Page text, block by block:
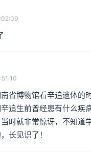
省博物馆看辛追遗体的
追生前曾经患有什么疾
时就非常惊讶，不知道
长见识了！